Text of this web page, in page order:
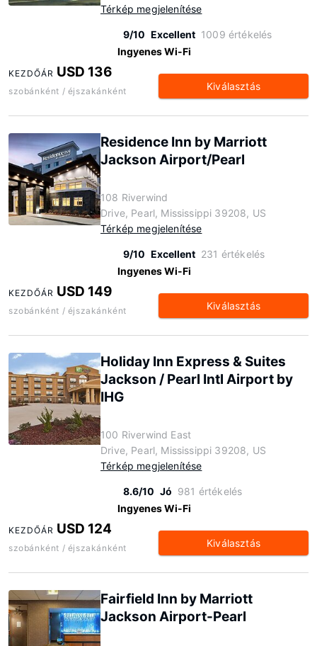
Térkép megjelenítése
9/10 Excellent 1009 értékelés
Ingyenes Wi-Fi
KEZDŐÁR USD 136
szobánként / éjszakánként Kiválasztás
Residence Inn by Marriott
Jackson Airport/Pearl
108 Riverwind
Drive, Pearl, Mississippi 39208, US
Térkép megjelenítése
9/10 Excellent 231 értékelés
Ingyenes Wi-Fi
KEZDŐÁR USD 149
szobánként / éjszakánként Kiválasztás
Holiday Inn Express & Suites
Jackson / Pearl Intl Airport by
IHG
100 Riverwind East
Drive, Pearl, Mississippi 39208, US
Térkép megjelenítése
8.6/10 Jó 981 értékelés
Ingyenes Wi-Fi
KEZDŐÁR USD 124
szobánként / éjszakánként Kiválasztás
Fairfield Inn by Marriott
Jackson Airport-Pearl